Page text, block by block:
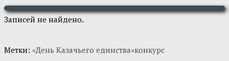
Записей не найдено.
Метки: «День Казачьего единства»конкурс